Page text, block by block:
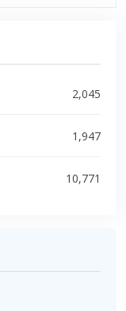
2,045
1,947
10,771